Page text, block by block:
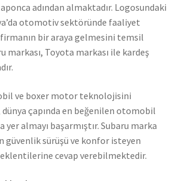
adından almaktadır. Logosundaki
otomotiv sektöründe faaliyet
bir araya gelmesini temsil
markası, Toyota markası ile kardeş
ve boxer motor teknolojisini
çapında en beğenilen otomobil
yer almayı başarmıştır. Subaru marka
sürüşü ve konfor isteyen
cevap verebilmektedir.